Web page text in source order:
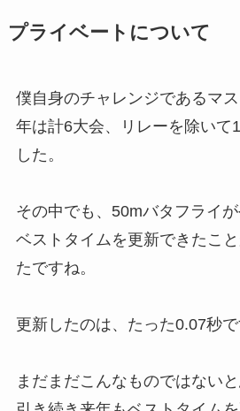
プライベートについて
僕自身のチャレンジであるマ
年は計6大会、リレーを除いて
した。
その中でも、50mバタフライ
ベストタイムを更新できたこ
たですね。
更新したのは、たった0.07秒
まだまだこんなものではない